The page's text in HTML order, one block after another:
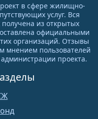
в сфере жилищно-
услуг. Вся
из открытых
официальными
организаций. Отзывы
мнением пользователей
проекта.